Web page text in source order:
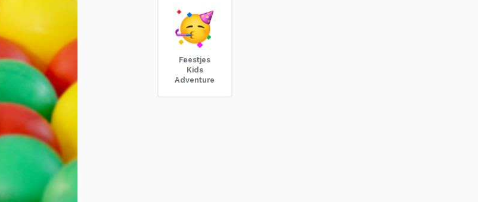
Feestjes
Kids
Adventure